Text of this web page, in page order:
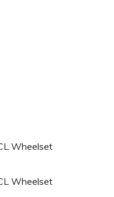
Wheelset
Wheelset